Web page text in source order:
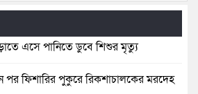
এসে পানিতে ডুবে শিশুর মৃত্যু
পর ফিশারির পুকুরে রিকশাচালকের মরদেহ